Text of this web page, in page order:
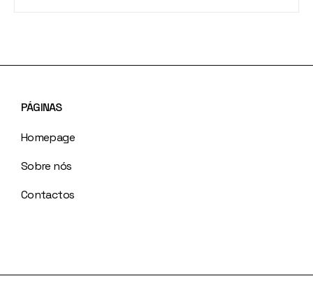
PÁGINAS
Homepage
Sobre nós
Contactos